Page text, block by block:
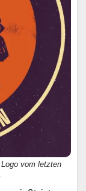
vom letzten